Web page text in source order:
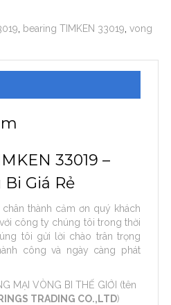
bearing TIMKEN 33019 vong
33019 –
Bi Giá Rẻ
thành cảm ơn quý khách
công ty chúng tôi trong thời
tôi gửi lời chào trân trọng
công và ngày càng phát
MẠI VÒNG BI THẾ GIỚI (tên
TRADING CO.,LTD)